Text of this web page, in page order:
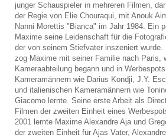
junger Schauspieler in mehreren Filmen,
der Regie von Elie Chouraqui, mit Anouk
Nanni Morettis "Bianca" im Jahr 1984. Ein
Maxime seine Leidenschaft für die
der von seinem Stiefvater inszeniert
zog Maxime mit seiner Familie nach Paris,
Kameraabteilung begann und in
Kameramännern wie Darius Kondji, J.Y.
und italienischen Kameramännern wie
Giacomo lernte. Seine erste Arbeit als
Filmen der zweiten Einheit eines
2001 lernte Maxime Alexandre Aja und
der zweiten Einheit für Ajas Vater,